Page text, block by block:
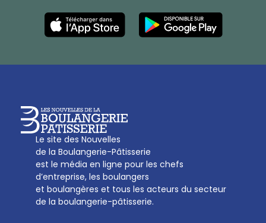
Le site des Nouvelles
de la Boulangerie-Pâtisserie
est le média en ligne pour les chefs
d’entreprise, les boulangers
et boulangères et tous les acteurs du secteur
de la boulangerie-pâtisserie.
Les Nouvelles de la Boulangerie-Pâtisserie Française
27, av d’Eylau - 75782 Paris Cédex 16
01 53 70 16 25